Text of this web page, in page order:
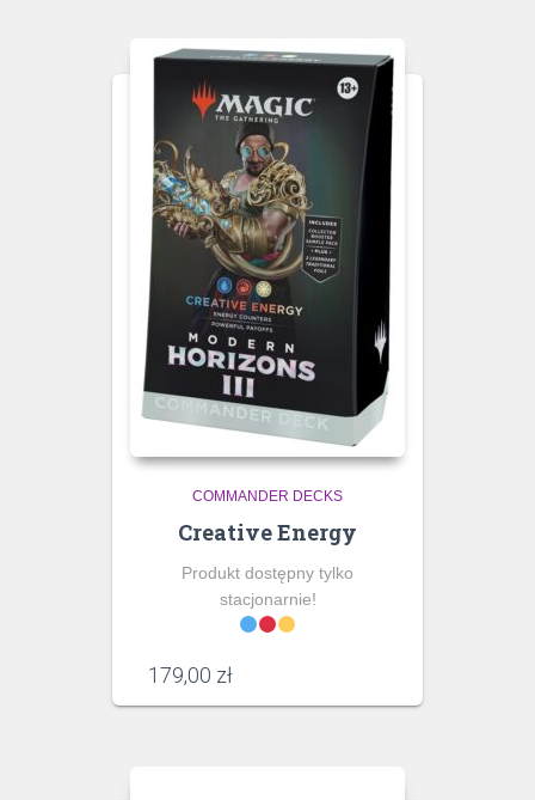
COMMANDER DECKS
Creative Energy
Produkt dostępny tylko
stacjonarnie!
179,00 zł